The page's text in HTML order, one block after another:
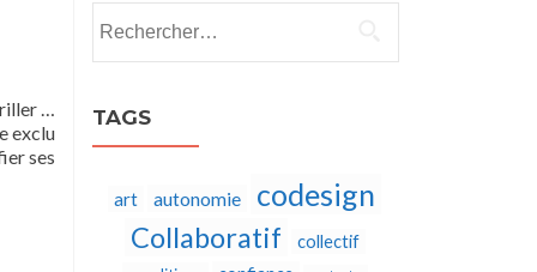
…
exclu
ses
TAGS
art autonomie codesign
Collaboratif collectif